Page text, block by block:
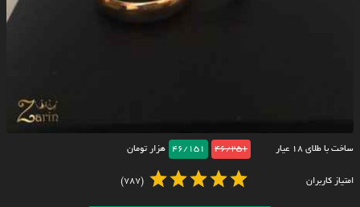
ساخت با طلای ۱۸ عیار 46/251
46/151 هزار تومان
امتیاز کاربران (787)